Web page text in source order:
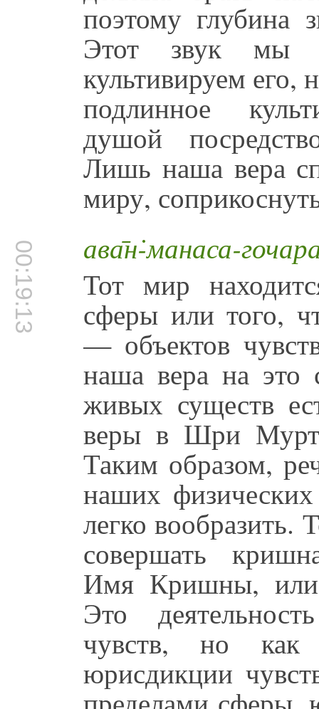
поэтому глубина
Этот звук мы
культивируем
подлинное
душой
Лишь наша вера
миру,
00:19:13
ава̄н̇-манаса-
Тот мир
сферы или того,
— объектов
наша вера на это
живых существ
веры в Шри
Таким образом,
наших
легко вообразить.
совершать
Имя Кришны, или
Это
чувств, но как
юрисдикции